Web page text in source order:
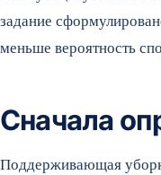
задание
меньше вероятность
Сначала
Поддерживающая